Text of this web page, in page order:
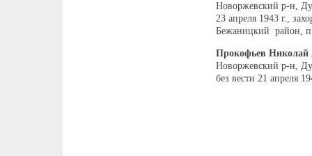
Новоржевский р-н,
23 апреля 1943 г.,
Бежаницкий район,
Прокофьев Николай
Новоржевский р-н,
без вести 21 апреля